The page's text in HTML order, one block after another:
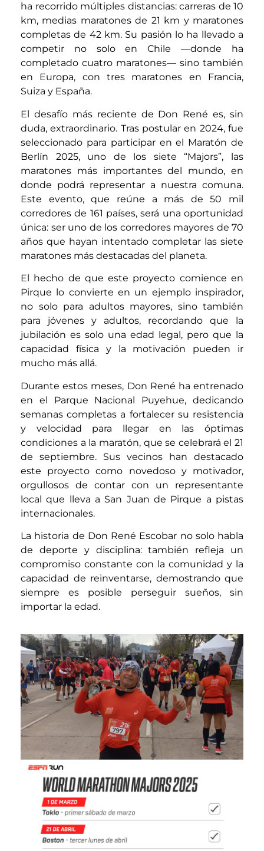
ha recorrido múltiples distancias: carreras de 10
km, medias maratones de 21 km y maratones
completas de 42 km. Su pasión lo ha llevado a
competir no solo en Chile —donde ha
completado cuatro maratones— sino también
en Europa, con tres maratones en Francia,
Suiza y España.
El desafío más reciente de Don René es, sin
duda, extraordinario. Tras postular en 2024, fue
seleccionado para participar en el Maratón de
Berlín 2025, uno de los siete “Majors”, las
maratones más importantes del mundo, en
donde podrá representar a nuestra comuna.
Este evento, que reúne a más de 50 mil
corredores de 161 países, será una oportunidad
única: ser uno de los corredores mayores de 70
años que hayan intentado completar las siete
maratones más destacadas del planeta.
El hecho de que este proyecto comience en
Pirque lo convierte en un ejemplo inspirador,
no solo para adultos mayores, sino también
para jóvenes y adultos, recordando que la
jubilación es solo una edad legal, pero que la
capacidad física y la motivación pueden ir
mucho más allá.
Durante estos meses, Don René ha entrenado
en el Parque Nacional Puyehue, dedicando
semanas completas a fortalecer su resistencia
y velocidad para llegar en las óptimas
condiciones a la maratón, que se celebrará el 21
de septiembre. Sus vecinos han destacado
este proyecto como novedoso y motivador,
orgullosos de contar con un representante
local que lleva a San Juan de Pirque a pistas
internacionales.
La historia de Don René Escobar no solo habla
de deporte y disciplina: también refleja un
compromiso constante con la comunidad y la
capacidad de reinventarse, demostrando que
siempre es posible perseguir sueños, sin
importar la edad.